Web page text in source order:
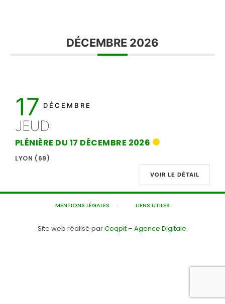
DÉCEMBRE 2026
17 DÉCEMBRE
JEUDI
PLÉNIÈRE DU 17 DÉCEMBRE 2026
LYON (69)
VOIR LE DÉTAIL
MENTIONS LÉGALES LIENS UTILES
Site web réalisé parCoqpit – Agence Digitale.